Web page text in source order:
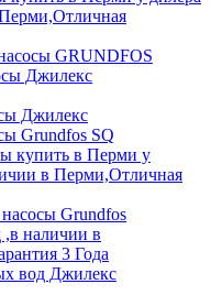
GRUNDFOS
Джилекс
Джилекс
Grundfos SQ
купить в Перми у
в Перми,Отличная
Grundfos
,в наличии в
3 Года
вод Джилекс